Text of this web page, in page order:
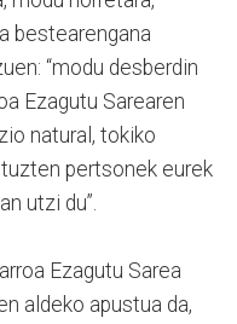
bestearengana
“modu desberdin
Ezagutu Sarearen
natural, tokiko
pertsonek eurek
utzi du”.
Ezagutu Sarea
aldeko apustua da,